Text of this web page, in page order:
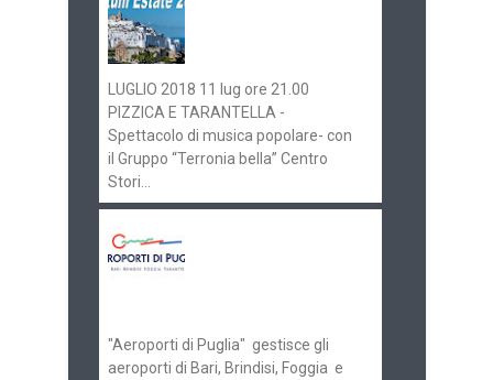
LUGLIO 2018 11 lug ore 21.00
PIZZICA E TARANTELLA -
Spettacolo di musica popolare- con
il Gruppo “Terronia bella” Centro
Stori...
"Aeroporti di Puglia" gestisce gli
aeroporti di Bari, Brindisi, Foggia e